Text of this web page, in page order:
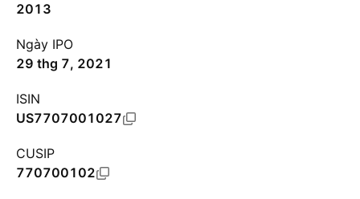
2013
Ngày IPO
29 thg 7, 2021
ISIN
US7707001027
CUSIP
770700102